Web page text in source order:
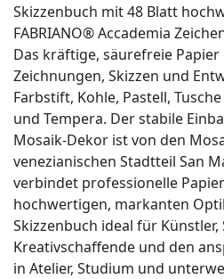
Skizzenbuch mit 48 Blatt
FABRIANO® Accademia
Das kräftige, säurefreie
Zeichnungen, Skizzen und
Farbstift, Kohle, Pastell,
und Tempera. Der stabile
Mosaik-Dekor ist von den
venezianischen Stadtteil San
verbindet professionelle
hochwertigen, markanten
Skizzenbuch ideal für Künstler,
Kreativschaffende und den
in Atelier, Studium und